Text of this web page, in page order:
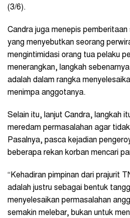
(3/6).
Candra juga menepis
yang menyebutkan seorang
mengintimidasi orang tua pelaku
menerangkan, langkah
adalah dalam rangka
menimpa anggotanya.
Selain itu, lanjut Candra, langkah
meredam permasalahan agar
Pasalnya, pasca kejadian
beberapa rekan korban mencari
“Kehadiran pimpinan dari prajurit
adalah justru sebagai bentuk
menyelesaikan permasalahan
semakin melebar, bukan untuk